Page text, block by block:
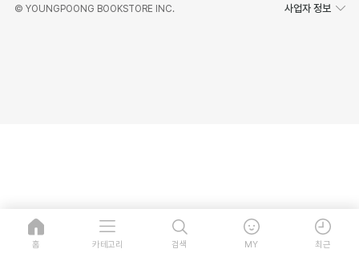
© YOUNGPOONG BOOKSTORE INC. 사업자 정보
홈 카테고리 검색 MY 최근